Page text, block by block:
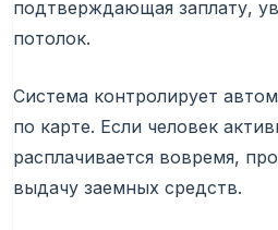
подтверждающая заплату,
потолок.
Система контролирует
по карте. Если человек
расплачивается вовремя,
выдачу заемных средств.